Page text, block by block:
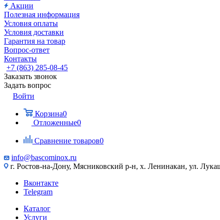
Акции
Полезная информация
Условия оплаты
Условия доставки
Гарантия на товар
Вопрос-ответ
Контакты
+7 (863) 285-08-45
Заказать звонок
Задать вопрос
Войти
Корзина0
Отложенные0
Сравнение товаров0
info@bascominox.ru
г. Ростов-на-Дону, Мясниковский р-н, х. Ленинакан, ул.
Вконтакте
Telegram
Каталог
Услуги